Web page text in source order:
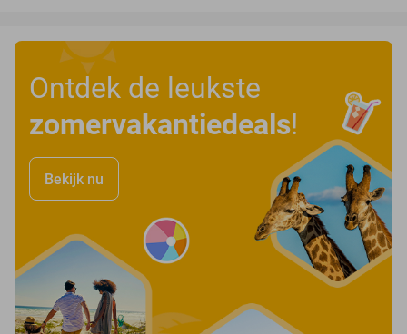
Ontdek de leukste
zomervakantiedeals!
Bekijk nu